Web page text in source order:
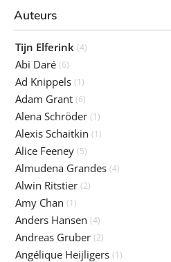
Auteurs
Tijn Elferink (4)
Abi Daré (6)
Ad Knippels (1)
Adam Grant (6)
Alena Schröder (1)
Alexis Schaitkin (1)
Alice Feeney (5)
Almudena Grandes (4)
Alwin Ritstier (2)
Amy Chan (1)
Anders Hansen (4)
Andreas Gruber (2)
Angélique Heijligers (1)